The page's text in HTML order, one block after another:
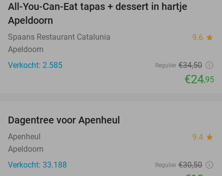
All-You-Can-Eat tapas + dessert in hartje
Apeldoorn
Spaans Restaurant Catalunia 9.6 star
Apeldoorn
Verkocht: 2.585
Regulier €34,50
€24,95
Dagentree voor Apenheul
Apenheul 9.4 star
Apeldoorn
Verkocht: 33.188
Regulier €30,50